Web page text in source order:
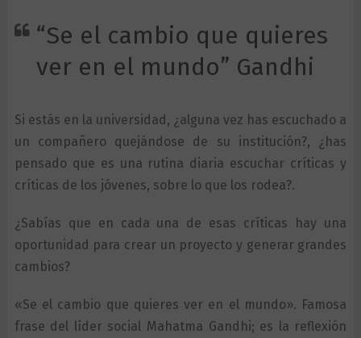
“Se el cambio que quieres
ver en el mundo” Gandhi
Si estás en la universidad, ¿alguna vez has escuchado a
un compañero quejándose de su institución?, ¿has
pensado que es una rutina diaria escuchar críticas y
críticas de los jóvenes, sobre lo que los rodea?.
¿Sabías que en cada una de esas críticas hay una
oportunidad para crear un proyecto y generar grandes
cambios?
«Se el cambio que quieres ver en el mundo». Famosa
frase del líder social Mahatma Gandhi; es la reflexión